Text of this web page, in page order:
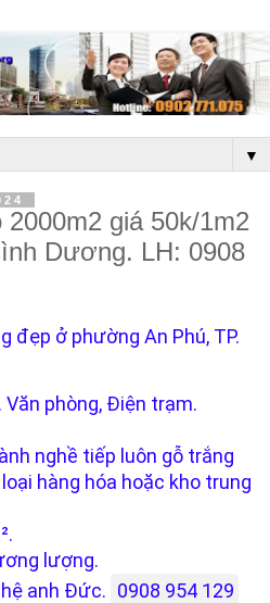
▼
giá 50k/1m2
Dương. LH: 0908
đẹp ở phường An Phú, TP.
phòng, Điện trạm.
nghề tiếp luôn gỗ trắng
hàng hóa hoặc kho trung
lượng.
anh Đức. 0908 954 129